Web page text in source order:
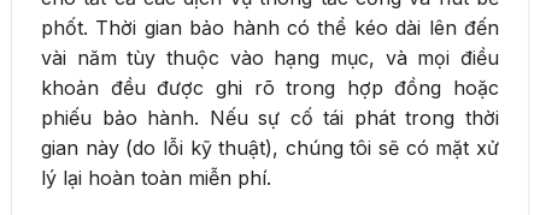
phốt. Thời gian bảo hành có thể kéo dài lên đến
vài năm tùy thuộc vào hạng mục, và mọi điều
khoản đều được ghi rõ trong hợp đồng hoặc
phiếu bảo hành. Nếu sự cố tái phát trong thời
gian này (do lỗi kỹ thuật), chúng tôi sẽ có mặt xử
lý lại hoàn toàn miễn phí.